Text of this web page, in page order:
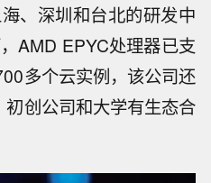
、深圳和台北的研发中
AMD EPYC处理器已支
多个云实例，该公司还
创公司和大学有生态合